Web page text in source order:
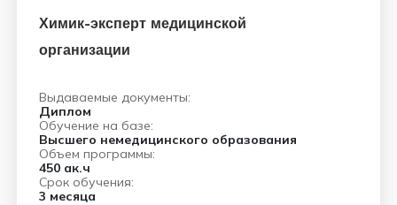
Химик-эксперт медицинской
организации
Выдаваемые документы:
Диплом
Обучение на базе:
Высшего немедицинского образования
Объем программы:
450 ак.ч
Срок обучения:
3 месяца